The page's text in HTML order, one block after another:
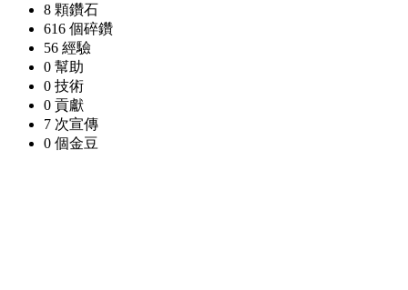
8 顆鑽石
616 個碎鑽
56 經驗
0 幫助
0 技術
0 貢獻
7 次宣傳
0 個金豆